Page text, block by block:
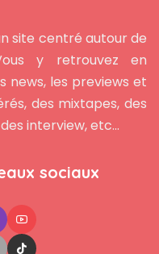
site centré autour de
y retrouvez en
news, les previews et
des mixtapes, des
interview, etc...
sociaux